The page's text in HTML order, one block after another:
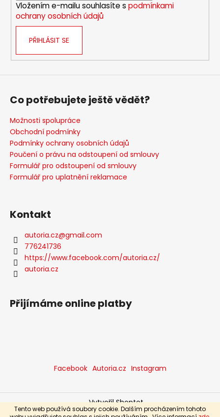
Tento web používá soubory cookie. Dalším procházením tohoto
Vložením e-mailu souhlasíte s podmínkami
ochrany osobních údajů
PŘIHLÁSIT SE
Co potřebujete ještě vědět?
Možnosti spolupráce
Obchodní podmínky
Podmínky ochrany osobních údajů
Poučení o právu na odstoupení od smlouvy
Formulář pro odstoupení od smlouvy
Formulář pro uplatnění reklamace
Kontakt
autoria.cz@gmail.com
776241736
https://www.facebook.com/autoria.cz/
autoria.cz
Přijímáme online platby
Facebook Autoria.cz Instagram
Vytvořil Shoptet